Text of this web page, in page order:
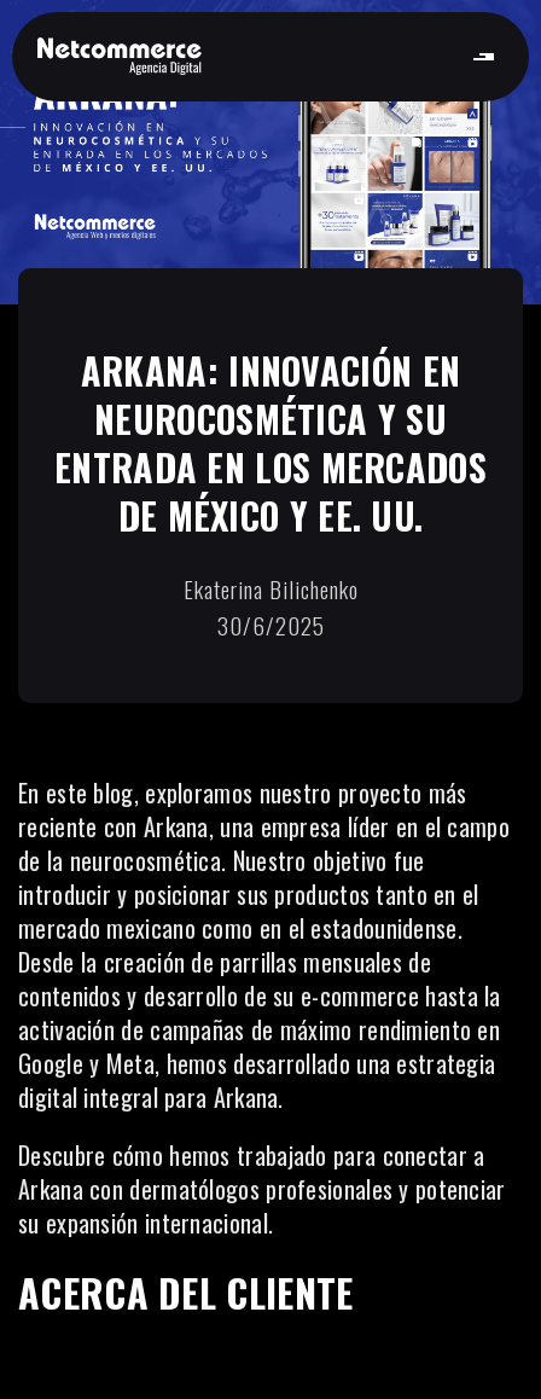
ARKANA: INNOVACIÓN EN
NEUROCOSMÉTICA Y SU
ENTRADA EN LOS MERCADOS
DE MÉXICO Y EE. UU.
Ekaterina Bilichenko
30/6/2025
En este blog, exploramos nuestro proyecto más
reciente con Arkana, una empresa líder en el campo
de la neurocosmética. Nuestro objetivo fue
introducir y posicionar sus productos tanto en el
mercado mexicano como en el estadounidense.
Desde la creación de parrillas mensuales de
contenidos y desarrollo de su e-commerce hasta la
activación de campañas de máximo rendimiento en
Google y Meta, hemos desarrollado una estrategia
digital integral para Arkana.
Descubre cómo hemos trabajado para conectar a
Arkana con dermatólogos profesionales y potenciar
su expansión internacional.
ACERCA DEL CLIENTE